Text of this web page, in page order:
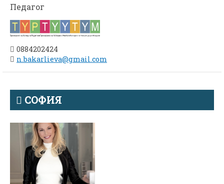
Педагог
0884202424
n.bakarlieva@gmail.com
СОФИЯ